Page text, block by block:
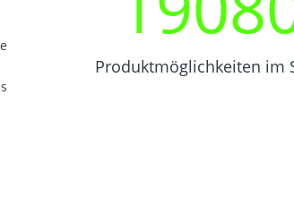
Produktmöglichkeiten im